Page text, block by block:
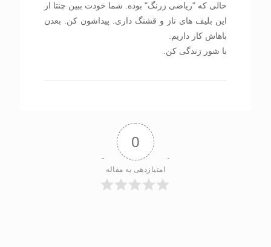
حالی که "ریاضی زرنگ" بوده. شما خودت ببین چنتا از
این بلیف های ناز و قشنگ داری. پیداشون کن. بعدن
باهاش کار داریم.
با شور زندگی کن.
0
امتیازدهی به مقاله